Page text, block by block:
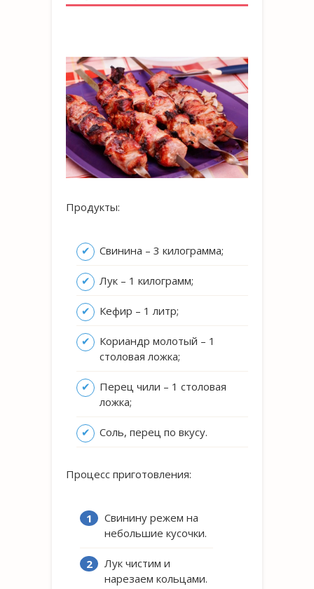
Продукты:
Свинина – 3 килограмма;
Лук – 1 килограмм;
Кефир – 1 литр;
Кориандр молотый – 1
столовая ложка;
Перец чили – 1 столовая
ложка;
Соль, перец по вкусу.
Процесс приготовления:
Свинину режем на
небольшие кусочки.
Лук чистим и
нарезаем кольцами.